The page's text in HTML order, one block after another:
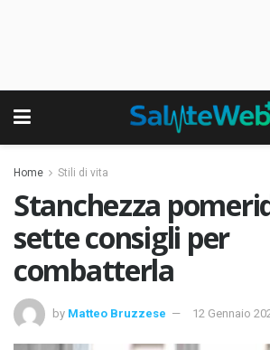
Home Stili di vita
Stanchezza
sette consigli per
combatterla
by Matteo Bruzzese 12 Gennaio